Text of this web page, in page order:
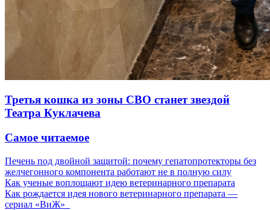
Третья кошка из зоны СВО станет звездой
Театра Куклачева
Самое читаемое
Печень под двойной защитой: почему гепатопротекторы без
желчегонного компонента работают не в полную силу
Как ученые воплощают идею ветеринарного препарата
Как рождается идея нового ветеринарного препарата —
сериал «ВиЖ»